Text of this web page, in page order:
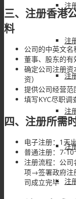
注
注
注
注
注
注
三、注册香港
料
公司的中英文
董事、股东的
确定公司注册
资）
提供公司经营范
填写KYC尽职调
四、注册所需
电子注册：1天
普通注册：7-10
注册流程：公
项→签署政府
司成立完毕